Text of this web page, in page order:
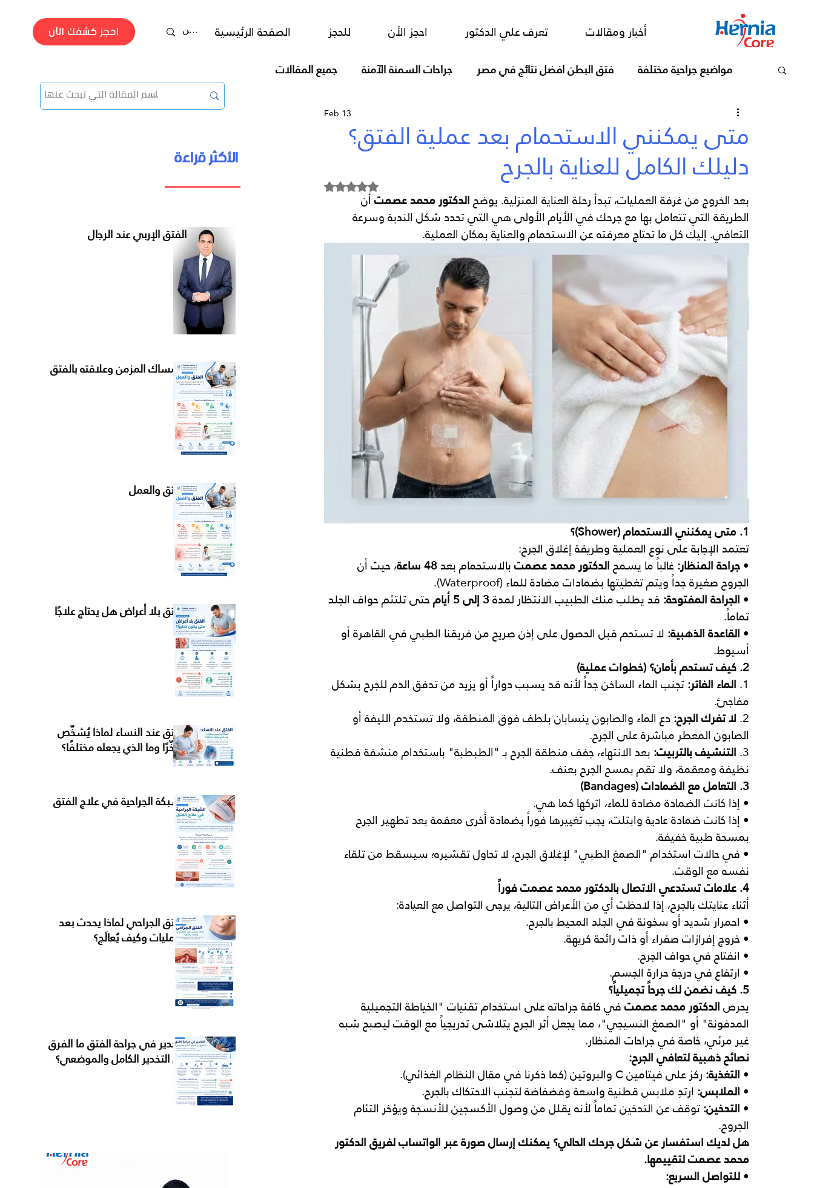
الصفحة الرئيسية للحجز احجز الأن تعرف علي الدكتور أخبار ومقالات
الفتق الإربي عند الرجال
الإمساك المزمن وعلاقته بالفتق
الفتق والعمل
الفتق بلا أعراض هل يحتاج علاجًا
الفتق عند النساء لماذا يُشخَّص
متأخّرًا وما الذي يجعله مختلفًا؟
الشبكة الجراحية في علاج الفتق
الفتق الجراحي لماذا يحدث بعد
العمليات وكيف يُعالَج؟
التخدير في جراحة الفتق ما الفرق
بين التخدير الكامل والموضعي؟
جميع المقالات جراحات السمنة الآمنة فتق البطن افضل نتائج في مصر مواضيع جراحية مختلفة
فتق الحجاب الحاجز تصليح بالمسطرة
متى يمكنني الاستحمام بعد عملية الفتق؟
دليلك الكامل للعناية بالجرح
Feb 13
Rated NaN out of 5 stars.
بعد الخروج من غرفة العمليات، تبدأ رحلة العناية المنزلية. يوضح الدكتور محمد عصمت أن
الطريقة التي تتعامل بها مع جرحك في الأيام الأولى هي التي تحدد شكل الندبة وسرعة
التعافي. إليك كل ما تحتاج معرفته عن الاستحمام والعناية بمكان العملية.
1. متى يمكنني الاستحمام (Shower)؟
تعتمد الإجابة على نوع العملية وطريقة إغلاق الجرح:
• جراحة المنظار: غالباً ما يسمح الدكتور محمد عصمت بالاستحمام بعد 48 ساعة ، حيث أن
الجروح صغيرة جداً ويتم تغطيتها بضمادات مضادة للماء (Waterproof).
• الجراحة المفتوحة: قد يطلب منك الطبيب الانتظار لمدة 3 إلى 5 أيام حتى تلتئم حواف الجلد
تماماً.
• القاعدة الذهبية: لا تستحم قبل الحصول على إذن صريح من فريقنا الطبي في القاهرة أو
أسيوط.
2. كيف تستحم بأمان؟ (خطوات عملية)
1. الماء الفاتر: تجنب الماء الساخن جداً لأنه قد يسبب دواراً أو يزيد من تدفق الدم للجرح بشكل
مفاجئ.
2. لا تفرك الجرح: دع الماء والصابون ينسابان بلطف فوق المنطقة، ولا تستخدم الليفة أو
الصابون المعطر مباشرة على الجرح.
3. التنشيف بالتربيت: بعد الانتهاء، جفف منطقة الجرح بـ "الطبطبة" باستخدام منشفة قطنية
نظيفة ومعقمة، ولا تقم بمسح الجرح بعنف.
3. التعامل مع الضمادات (Bandages)
• إذا كانت الضمادة مضادة للماء، اتركها كما هي.
• إذا كانت ضمادة عادية وابتلت، يجب تغييرها فوراً بضمادة أخرى معقمة بعد تطهير الجرح
بمسحة طبية خفيفة.
• في حالات استخدام "الصمغ الطبي" لإغلاق الجرح، لا تحاول تقشيره؛ سيسقط من تلقاء
نفسه مع الوقت.
4. علامات تستدعي الاتصال بالدكتور محمد عصمت فوراً
أثناء عنايتك بالجرح، إذا لاحظت أي من الأعراض التالية، يرجى التواصل مع العيادة:
• احمرار شديد أو سخونة في الجلد المحيط بالجرح.
• خروج إفرازات صفراء أو ذات رائحة كريهة.
• انفتاح في حواف الجرح.
• ارتفاع في درجة حرارة الجسم.
5. كيف نضمن لك جرحاً تجميلياً؟
يحرص الدكتور محمد عصمت في كافة جراحاته على استخدام تقنيات "الخياطة التجميلية
المدفونة" أو "الصمغ النسيجي"، مما يجعل أثر الجرح يتلاشى تدريجياً مع الوقت ليصبح شبه
غير مرئي، خاصة في جراحات المنظار.
نصائح ذهبية لتعافي الجرح:
• التغذية: ركز على فيتامين C والبروتين (كما ذكرنا في مقال النظام الغذائي).
• الملابس: ارتدِ ملابس قطنية واسعة وفضفاضة لتجنب الاحتكاك بالجرح.
• التدخين: توقف عن التدخين تماماً لأنه يقلل من وصول الأكسجين للأنسجة ويؤخر التئام
الجروح.
هل لديك استفسار عن شكل جرحك الحالي؟ يمكنك إرسال صورة عبر الواتساب لفريق الدكتور
محمد عصمت لتقييمها.
• للتواصل السريع:
احجز كشفك الآن الصفحة الرئيسية للحجز احجز الأن تعرف علي الدكتور أخبار ومقالات